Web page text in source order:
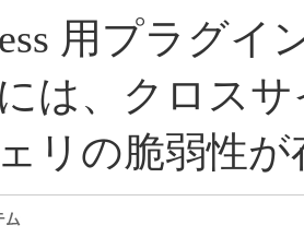
用プラグイ
は、クロス
リの脆弱性